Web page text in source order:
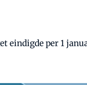
eindigde per 1